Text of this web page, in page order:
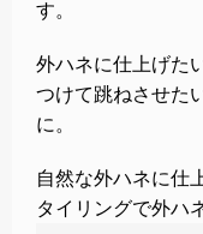
す。
外ハネに仕上げた
つけて跳ねさせた
に。
自然な外ハネに仕
タイリングで外ハ